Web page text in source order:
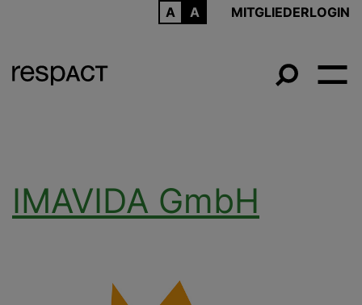
MITGLIEDERLOGIN
IMAVIDA GmbH